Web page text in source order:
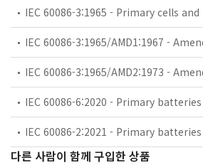
다른 사람이 함께 구입한 상품